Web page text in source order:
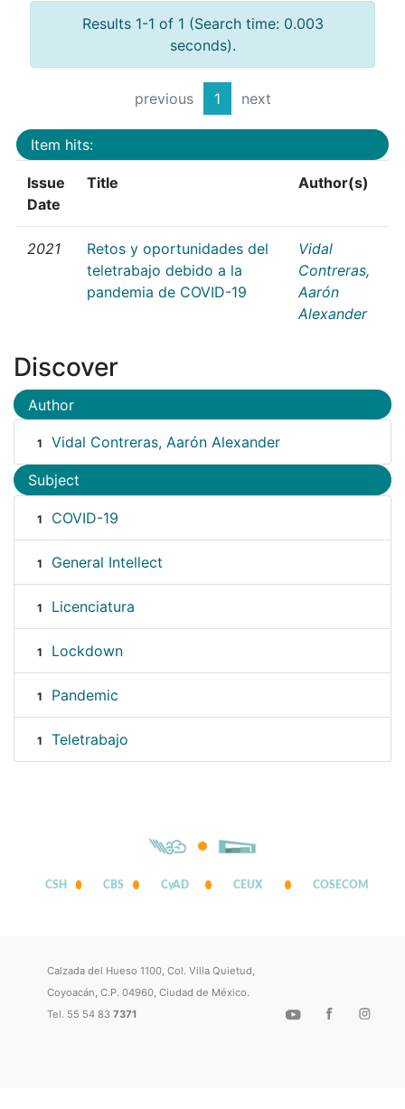
Results 1-1 of 1 (Search time: 0.003
seconds).
previous 1 next
Item hits:
Issue
Date
Title Author(s)
2021
Retos y oportunidades del
teletrabajo debido a la
pandemia de COVID-19
Vidal
Contreras,
Aarón
Alexander
Discover
Author
1 Vidal Contreras, Aarón Alexander
Subject
1 COVID-19
1 General Intellect
1 Licenciatura
1 Lockdown
1 Pandemic
1 Teletrabajo
CSH CBS CyAD CEUX COSECOM
Calzada del Hueso 1100, Col. Villa Quietud,
Coyoacán, C.P. 04960, Ciudad de México.
Tel. 55 54 837371